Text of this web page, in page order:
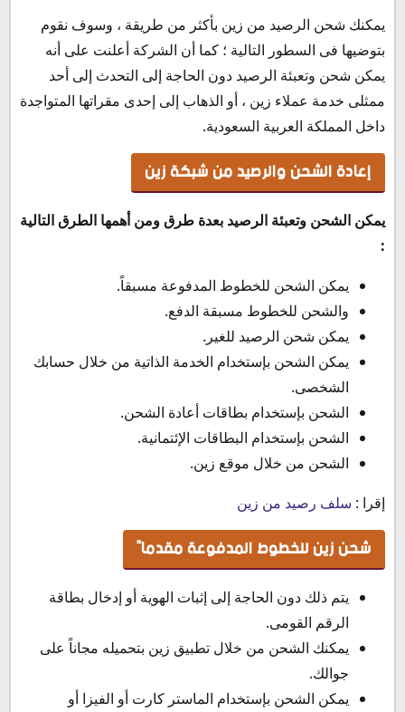
يمكنك شحن الرصيد من زين بأكثر من طريقة ، وسوف نقوم
بتوضيها فى السطور التالية ؛ كما أن الشركة أعلنت على أنه
يمكن شحن وتعبئة الرصيد دون الحاجة إلى التحدث إلى أحد
ممثلى خدمة عملاء زين ، أو الذهاب إلى إحدى مقراتها المتواجدة
داخل المملكة العربية السعودية.
إعادة الشحن والرصيد من شبكة زين
يمكن الشحن وتعبئة الرصيد بعدة طرق ومن أهمها الطرق التالية
:
يمكن الشحن للخطوط المدفوعة مسبقاً.
والشحن للخطوط مسبقة الدفع.
يمكن شحن الرصيد للغير.
يمكن الشحن بإستخدام الخدمة الذاتية من خلال حسابك
الشخصى.
الشحن بإستخدام بطاقات أعادة الشحن.
الشحن بإستخدام البطاقات الإئتمانية.
الشحن من خلال موقع زين.
إقرا : سلف رصيد من زين
شحن زين للخطوط المدفوعة مقدماً
يتم ذلك دون الحاجة إلى إثبات الهوية أو إدخال بطاقة
الرقم القومى.
يمكنك الشحن من خلال تطبيق زين بتحميله مجاناً على
جوالك.
يمكن الشحن بإستخدام الماستر كارت أو الفيزا أو